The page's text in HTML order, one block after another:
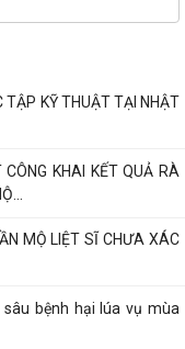
TẬP KỸ THUẬT TẠI NHẬT
KHAI KẾT QUẢ RÀ
MỘ LIỆT SĨ CHƯA XÁC
bệnh hại lúa vụ mùa